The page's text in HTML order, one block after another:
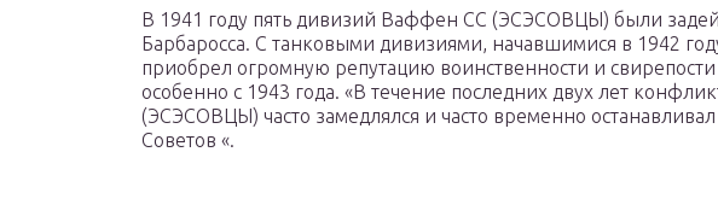
В 1941 году пять дивизий Ваффен СС (ЭСЭСОВЦЫ) были
Барбаросса. С танковыми дивизиями, начавшимися в 1942
приобрел огромную репутацию воинственности и
особенно с 1943 года. «В течение последних двух лет
(ЭСЭСОВЦЫ) часто замедлялся и часто временно
Советов «.